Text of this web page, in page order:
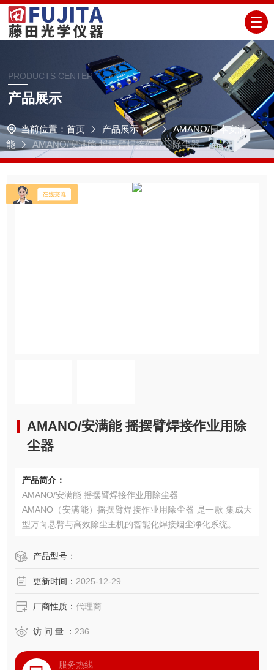
PRODUCTS CENTER
产品展示
当前位置： 首页 产品展示
AMANO/日本安满
能
AMANO/安满能 摇摆臂焊接作业用除尘器
AMANO/安满能 摇摆臂焊接作业用除
尘器
产品简介：
AMANO/安满能 摇摆臂焊接作业用除尘器
AMANO（安满能）摇摆臂焊接作业用除尘器 是一款 集成大
型万向悬臂与高效除尘主机的智能化焊接烟尘净化系统。
产品型号：
更新时间： 2025-12-29
厂商性质： 代理商
访 问 量 ： 236
服务热线